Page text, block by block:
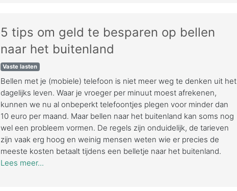
5 tips om geld te besparen op bellen
naar het buitenland
Vaste lasten
Bellen met je (mobiele) telefoon is niet meer weg te denken uit het
dagelijks leven. Waar je vroeger per minuut moest afrekenen,
kunnen we nu al onbeperkt telefoontjes plegen voor minder dan
10 euro per maand. Maar bellen naar het buitenland kan soms nog
wel een probleem vormen. De regels zijn onduidelijk, de tarieven
zijn vaak erg hoog en weinig mensen weten wie er precies de
meeste kosten betaalt tijdens een belletje naar het buitenland.
Lees meer...